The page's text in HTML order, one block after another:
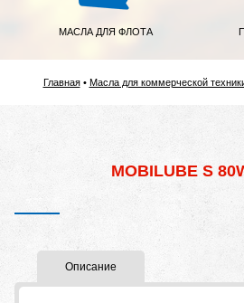
МАСЛА ДЛЯ ФЛОТА
Главная Масла для коммерческой
MOBILUBE S
Описание